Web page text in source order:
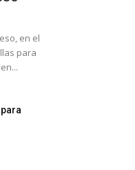
en el
para